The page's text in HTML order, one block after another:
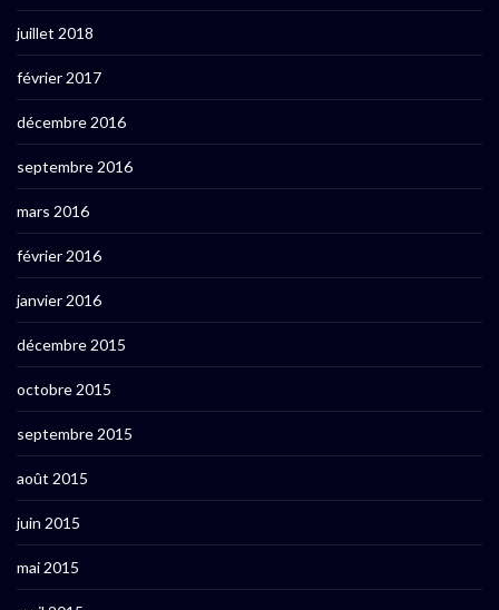
juillet 2018
février 2017
décembre 2016
septembre 2016
mars 2016
février 2016
janvier 2016
décembre 2015
octobre 2015
septembre 2015
août 2015
juin 2015
mai 2015